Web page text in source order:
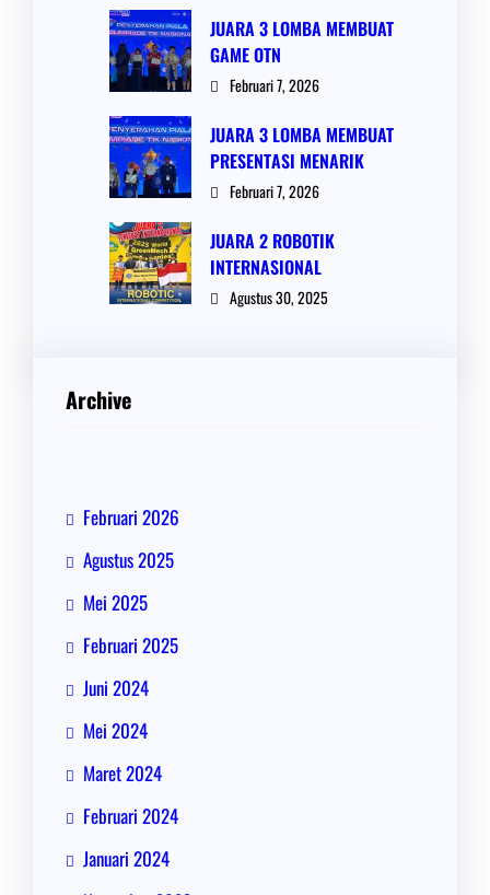
JUARA 3 LOMBA MEMBUAT
GAME OTN
Februari 7, 2026
JUARA 3 LOMBA MEMBUAT
PRESENTASI MENARIK
Februari 7, 2026
JUARA 2 ROBOTIK
INTERNASIONAL
Agustus 30, 2025
Archive
Februari 2026
Agustus 2025
Mei 2025
Februari 2025
Juni 2024
Mei 2024
Maret 2024
Februari 2024
Januari 2024